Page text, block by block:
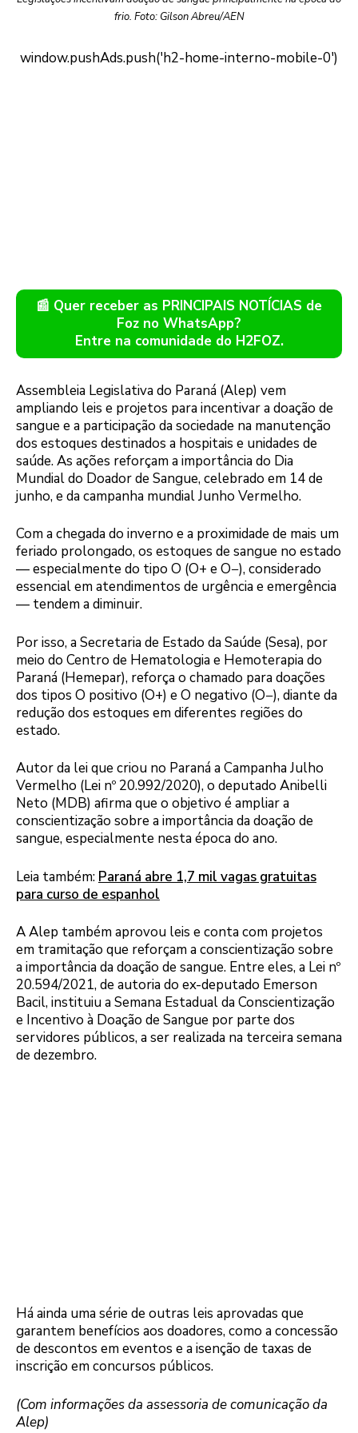
frio. Foto: Gilson Abreu/AEN
📰 Quer receber as PRINCIPAIS NOTÍCIAS de
Foz no WhatsApp?
Entre na comunidade do H2FOZ.
Assembleia Legislativa do Paraná (Alep) vem
ampliando leis e projetos para incentivar a doação de
sangue e a participação da sociedade na manutenção
dos estoques destinados a hospitais e unidades de
saúde. As ações reforçam a importância do Dia
Mundial do Doador de Sangue, celebrado em 14 de
junho, e da campanha mundial Junho Vermelho.
Com a chegada do inverno e a proximidade de mais um
feriado prolongado, os estoques de sangue no estado
— especialmente do tipo O (O+ e O−), considerado
essencial em atendimentos de urgência e emergência
— tendem a diminuir.
Por isso, a Secretaria de Estado da Saúde (Sesa), por
meio do Centro de Hematologia e Hemoterapia do
Paraná (Hemepar), reforça o chamado para doações
dos tipos O positivo (O+) e O negativo (O−), diante da
redução dos estoques em diferentes regiões do
estado.
Autor da lei que criou no Paraná a Campanha Julho
Vermelho (Lei nº 20.992/2020), o deputado Anibelli
Neto (MDB) afirma que o objetivo é ampliar a
conscientização sobre a importância da doação de
sangue, especialmente nesta época do ano.
Leia também: Paraná abre 1,7 mil vagas gratuitas
para curso de espanhol
A Alep também aprovou leis e conta com projetos
em tramitação que reforçam a conscientização sobre
a importância da doação de sangue. Entre eles, a Lei nº
20.594/2021, de autoria do ex-deputado Emerson
Bacil, instituiu a Semana Estadual da Conscientização
e Incentivo à Doação de Sangue por parte dos
servidores públicos, a ser realizada na terceira semana
de dezembro.
Há ainda uma série de outras leis aprovadas que
garantem benefícios aos doadores, como a concessão
de descontos em eventos e a isenção de taxas de
inscrição em concursos públicos.
(Com informações da assessoria de comunicação da
Alep)